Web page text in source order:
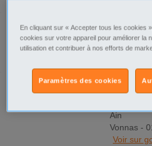
Ain
Vonnas -
Voir sur
Signaler cette
En cliquant sur « Accepter tous les cookies
cookies sur votre appareil pour améliorer la
utilisation et contribuer à nos efforts de
Paramètres des cookies